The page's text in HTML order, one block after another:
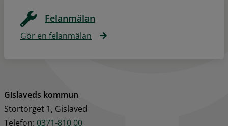
Felanmälan
Gör en felanmälan
Gislaveds kommun
Stortorget 1, Gislaved
Telefon: 0371-810 00